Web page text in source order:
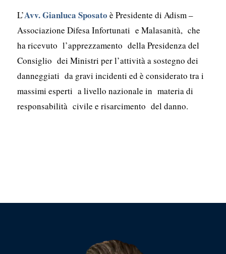
L’Avv. Gianluca Sposato è Presidente di Adism –
Associazione Difesa Infortunati e Malasanità, che
ha ricevuto l’apprezzamento della Presidenza del
Consiglio dei Ministri per l’attività a sostegno dei
danneggiati da gravi incidenti ed è considerato tra i
massimi esperti a livello nazionale in materia di
responsabilità civile e risarcimento del danno.